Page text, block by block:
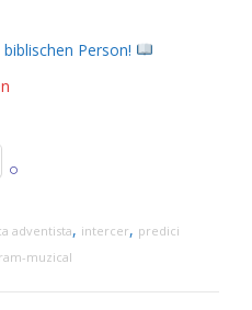
Person!
adventista, intercer, predici
muzical